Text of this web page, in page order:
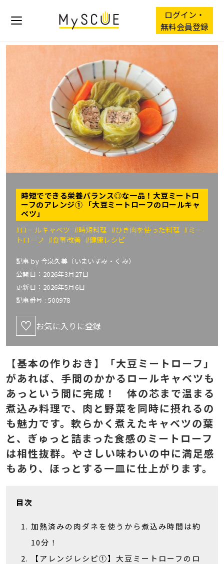
ログイン・
無料会員登録
時短でできる栄養バランス◎な一品！大豆ミートロ
ーフのアレンジ① 「大豆ミートローフのロールキャ
ベツ」
#ロールキャベツ #時短料理 #ひき肉を使った料理#ミー
トローフ #食事改善 #健康レシピ
記事 by 今泉久美（いまいずみ・くみ）
公開日：2026年3月27日
更新日：2026年5月6日
記事番号 : 500978
お気に入りに登録
【基本の作りおき】「大豆ミートローフ」
があれば、手間のかかるロールキャベツも
あっという間に完成！ 体の芯まで温まる
煮込み料理で、肉と野菜を同時に摂れるの
も魅力です。軟らかく煮えたキャベツの葉
と、ぎゅっと詰まった食感のミートローフ
は相性抜群。やさしい味わいの中に満足感
もあり、ほっとする一皿に仕上がります。
目次
加熱済みの肉ダネを使うから煮込み時間は約
10分！
【アレンジレシピ①】大豆ミートローフのロ